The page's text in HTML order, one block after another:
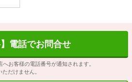
】電話でお問合せ
お客様の電話番号が通知されます。
だけません。